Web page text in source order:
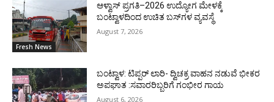
Fresh News
ಆಳ್ವಾಸ್ ಪ್ರಗತಿ–2026 ಉದ್ಯೋಗ ಮೇಳಕ್ಕೆ
ಬಂಟ್ವಾಳದಿಂದ ಉಚಿತ ಬಸ್‌ಗಳ ವ್ಯವಸ್ಥೆ
August 7, 2026
ಬಂಟ್ವಾಳ: ಟಿಪ್ಪರ್ ಲಾರಿ- ದ್ವಿಚಕ್ರ ವಾಹನ ನಡುವೆ ಭೀಕರ
ಅಪಘಾತ :ಸವಾರರಿಬ್ಬರಿಗೆ ಗಂಭೀರ ಗಾಯ
August 6, 2026